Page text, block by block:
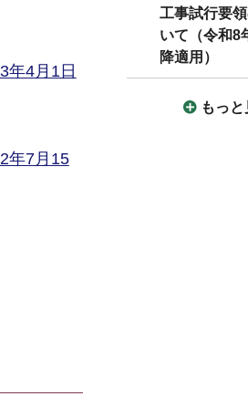
年4月1日
年7月15
工事試行要
いて（令和8
降適用）
もっと